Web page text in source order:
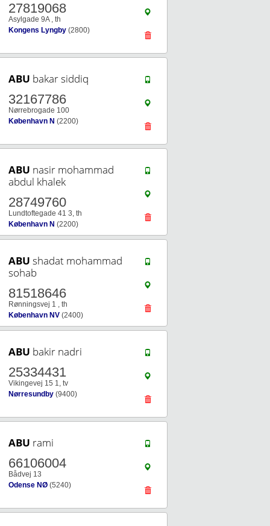
27819068
Asylgade 9A , th
Kongens Lyngby (2800)
ABU bakar siddiq
32167786
Nørrebrogade 100
København N (2200)
ABU nasir mohammad
abdul khalek
28749760
Lundtoftegade 41 3, th
København N (2200)
ABU shadat mohammad
sohab
81518646
Rønningsvej 1 , th
København NV (2400)
ABU bakir nadri
25334431
Vikingevej 15 1, tv
Nørresundby (9400)
ABU rami
66106004
Bådvej 13
Odense NØ (5240)